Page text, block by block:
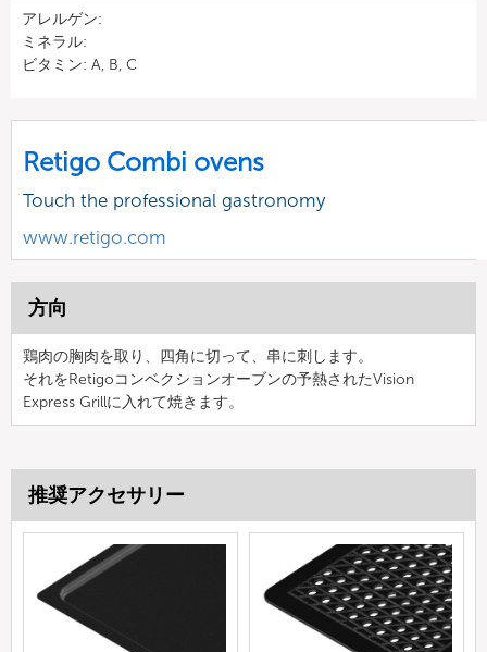
アレルゲン:
ミネラル:
ビタミン: A, B, C
Retigo Combi ovens
Touch the professional gastronomy
www.retigo.com
方向
鶏肉の胸肉を取り、四角に切って、串に刺します。
それをRetigoコンベクションオーブンの予熱されたVision
Express Grillに入れて焼きます。
推奨アクセサリー